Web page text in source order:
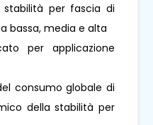
per fascia di
bassa, media e alta
per applicazione
consumo globale di
della stabilità per